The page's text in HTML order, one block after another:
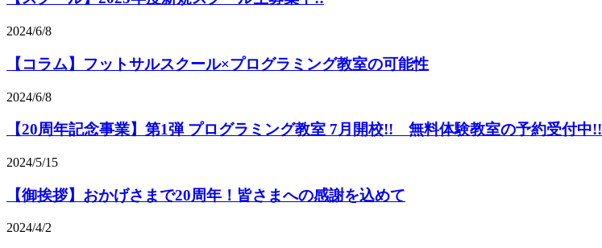
2024/6/8
【コラム】フットサルスクール×プログラミング教室の可能性
2024/6/8
【20周年記念事業】第1弾 プログラミング教室 7月開校!! 無料体験教室の予約受付中!!
2024/5/15
【御挨拶】おかげさまで20周年！皆さまへの感謝を込めて
2024/4/2